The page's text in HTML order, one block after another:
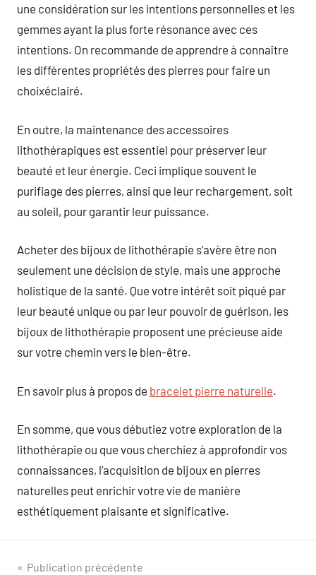
une considération sur les intentions personnelles et les
gemmes ayant la plus forte résonance avec ces
intentions. On recommande de apprendre à connaître
les différentes propriétés des pierres pour faire un
choixéclairé.
En outre, la maintenance des accessoires
lithothérapiques est essentiel pour préserver leur
beauté et leur énergie. Ceci implique souvent le
purifiage des pierres, ainsi que leur rechargement, soit
au soleil, pour garantir leur puissance.
Acheter des bijoux de lithothérapie s’avère être non
seulement une décision de style, mais une approche
holistique de la santé. Que votre intérêt soit piqué par
leur beauté unique ou par leur pouvoir de guérison, les
bijoux de lithothérapie proposent une précieuse aide
sur votre chemin vers le bien-être.
En savoir plus à propos de bracelet pierre naturelle.
En somme, que vous débutiez votre exploration de la
lithothérapie ou que vous cherchiez à approfondir vos
connaissances, l’acquisition de bijoux en pierres
naturelles peut enrichir votre vie de manière
esthétiquement plaisante et significative.
Navigation
Publication précédente